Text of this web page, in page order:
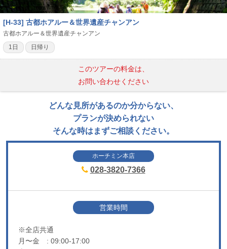
[H-33] 古都ホアルー＆世界遺産チャンアン
古都ホアルー＆世界遺産チャンアン
1日
日帰り
このツアーの料金は、
お問い合わせください
どんな見所があるのか分からない、
プランが決められない
そんな時はまずご相談ください。
ホーチミン本店
028-3820-7366
営業時間
※全店共通
月〜金
: 09:00-17:00